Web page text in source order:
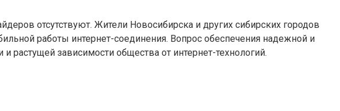
отсутствуют. Жители Новосибирска и других сибирских городов
работы интернет-соединения. Вопрос обеспечения надежной и
растущей зависимости общества от интернет-технологий.